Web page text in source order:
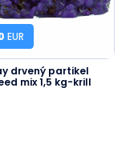
EUR
drvený partikel
mix 1,5 kg-krill